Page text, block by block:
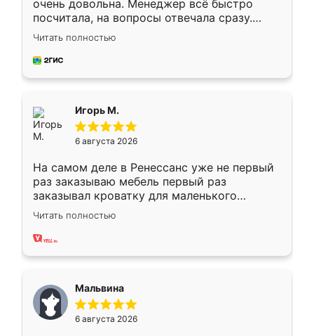
очень довольна. Менеджер всё быстро
посчитала, на вопросы отвечала сразу.
Замерщик приехал в субботу, подошёл к
делу со всей ответственностью. Собрали
за день, ребята работали аккуратно, даже
Читать полностью
Игорь М.
6 августа 2026
На самом деле в Ренессанс уже не первый
раз заказываю мебель первый раз
заказывал кроватку для маленького
ребёнка при его рождении ,во второй раз
заказал шкаф-купе. По качеству очень
хорошее сборка достаточно быстрая,
меньше, здесь же он более разнообразный.
Мне нравится ,если что-то потребуется из
мебели буду заказывать только здесь.
Читать полностью
Мальвина
6 августа 2026